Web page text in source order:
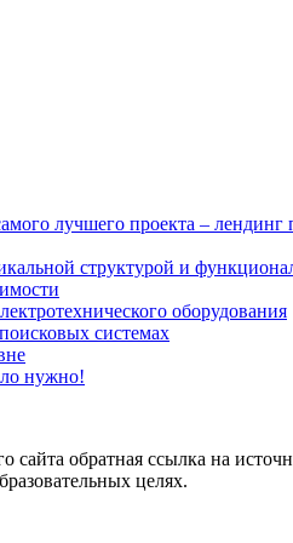
лучшего проекта – лендинг
структурой и
оборудования
системах
нужно!
обратная ссылка на
целях.